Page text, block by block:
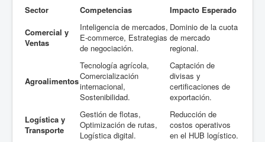
Sector
Competencias
Impacto Esperado
Comercial y
Ventas
Inteligencia de mercados,
E-commerce, Estrategias
de negociación.
Dominio de la cuota
de mercado
regional.
Agroalimentos
Tecnología agrícola,
Comercialización
internacional,
Sostenibilidad.
Captación de
divisas y
certificaciones de
exportación.
Logística y
Transporte
Gestión de flotas,
Optimización de rutas,
Logística digital.
Reducción de
costos operativos
en el HUB logístico.